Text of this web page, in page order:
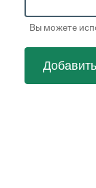
Вы можете